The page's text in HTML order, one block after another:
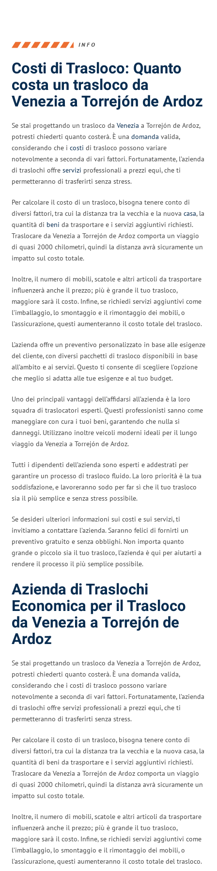
INFO
Costi di Trasloco: Quanto
costa un trasloco da
Venezia a Torrejón de Ardoz
Se stai progettando un trasloco da Venezia a Torrejón de Ardoz,
potresti chiederti quanto costerà. È una domanda valida,
considerando che i costi di trasloco possono variare
notevolmente a seconda di vari fattori. Fortunatamente, l’azienda
di traslochi offre servizi professionali a prezzi equi, che ti
permetteranno di trasferirti senza stress.
Per calcolare il costo di un trasloco, bisogna tenere conto di
diversi fattori, tra cui la distanza tra la vecchia e la nuova casa, la
quantità di beni da trasportare e i servizi aggiuntivi richiesti.
Traslocare da Venezia a Torrejón de Ardoz comporta un viaggio
di quasi 2000 chilometri, quindi la distanza avrà sicuramente un
impatto sul costo totale.
Inoltre, il numero di mobili, scatole e altri articoli da trasportare
influenzerà anche il prezzo; più è grande il tuo trasloco,
maggiore sarà il costo. Infine, se richiedi servizi aggiuntivi come
l’imballaggio, lo smontaggio e il rimontaggio dei mobili, o
l’assicurazione, questi aumenteranno il costo totale del trasloco.
L’azienda offre un preventivo personalizzato in base alle esigenze
del cliente, con diversi pacchetti di trasloco disponibili in base
all’ambito e ai servizi. Questo ti consente di scegliere l’opzione
che meglio si adatta alle tue esigenze e al tuo budget.
Uno dei principali vantaggi dell’affidarsi all’azienda è la loro
squadra di traslocatori esperti. Questi professionisti sanno come
maneggiare con cura i tuoi beni, garantendo che nulla si
danneggi. Utilizzano inoltre veicoli moderni ideali per il lungo
viaggio da Venezia a Torrejón de Ardoz.
Tutti i dipendenti dell’azienda sono esperti e addestrati per
garantire un processo di trasloco fluido. La loro priorità è la tua
soddisfazione, e lavoreranno sodo per far sì che il tuo trasloco
sia il più semplice e senza stress possibile.
Se desideri ulteriori informazioni sui costi e sui servizi, ti
invitiamo a contattare l’azienda. Saranno felici di fornirti un
preventivo gratuito e senza obblighi. Non importa quanto
grande o piccolo sia il tuo trasloco, l’azienda è qui per aiutarti a
rendere il processo il più semplice possibile.
Azienda di Traslochi
Economica per il Trasloco
da Venezia a Torrejón de
Ardoz
Se stai progettando un trasloco da Venezia a Torrejón de Ardoz,
potresti chiederti quanto costerà. È una domanda valida,
considerando che i costi di trasloco possono variare
notevolmente a seconda di vari fattori. Fortunatamente, l’azienda
di traslochi offre servizi professionali a prezzi equi, che ti
permetteranno di trasferirti senza stress.
Per calcolare il costo di un trasloco, bisogna tenere conto di
diversi fattori, tra cui la distanza tra la vecchia e la nuova casa, la
quantità di beni da trasportare e i servizi aggiuntivi richiesti.
Traslocare da Venezia a Torrejón de Ardoz comporta un viaggio
di quasi 2000 chilometri, quindi la distanza avrà sicuramente un
impatto sul costo totale.
Inoltre, il numero di mobili, scatole e altri articoli da trasportare
influenzerà anche il prezzo; più è grande il tuo trasloco,
maggiore sarà il costo. Infine, se richiedi servizi aggiuntivi come
l’imballaggio, lo smontaggio e il rimontaggio dei mobili, o
l’assicurazione, questi aumenteranno il costo totale del trasloco.